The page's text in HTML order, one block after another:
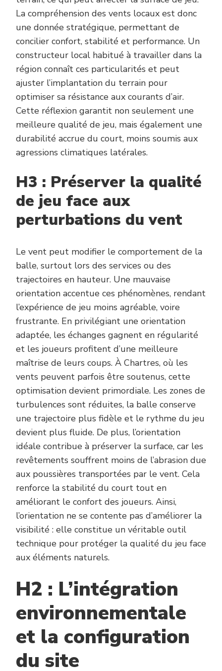
La compréhension des vents locaux est donc
une donnée stratégique, permettant de
concilier confort, stabilité et performance. Un
constructeur local habitué à travailler dans la
région connaît ces particularités et peut
ajuster l’implantation du terrain pour
optimiser sa résistance aux courants d’air.
Cette réflexion garantit non seulement une
meilleure qualité de jeu, mais également une
durabilité accrue du court, moins soumis aux
agressions climatiques latérales.
H3 : Préserver la qualité
de jeu face aux
perturbations du vent
Le vent peut modifier le comportement de la
balle, surtout lors des services ou des
trajectoires en hauteur. Une mauvaise
orientation accentue ces phénomènes, rendant
l’expérience de jeu moins agréable, voire
frustrante. En privilégiant une orientation
adaptée, les échanges gagnent en régularité
et les joueurs profitent d’une meilleure
maîtrise de leurs coups. À Chartres, où les
vents peuvent parfois être soutenus, cette
optimisation devient primordiale. Les zones de
turbulences sont réduites, la balle conserve
une trajectoire plus fidèle et le rythme du jeu
devient plus fluide. De plus, l’orientation
idéale contribue à préserver la surface, car les
revêtements souffrent moins de l’abrasion due
aux poussières transportées par le vent. Cela
renforce la stabilité du court tout en
améliorant le confort des joueurs. Ainsi,
l’orientation ne se contente pas d’améliorer la
visibilité : elle constitue un véritable outil
technique pour protéger la qualité du jeu face
aux éléments naturels.
H2 : L’intégration
environnementale
et la configuration
du site